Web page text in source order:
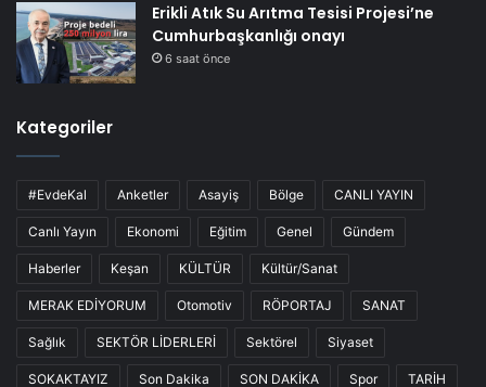
Erikli Atık Su Arıtma Tesisi Projesi’ne
Cumhurbaşkanlığı onayı
6 saat önce
Kategoriler
#EvdeKal Anketler Asayiş Bölge CANLI YAYIN
Canlı Yayın Ekonomi Eğitim Genel Gündem
Haberler Keşan KÜLTÜR Kültür/Sanat
MERAK EDİYORUM Otomotiv RÖPORTAJ SANAT
Sağlık SEKTÖR LİDERLERİ Sektörel Siyaset
SOKAKTAYIZ Son Dakika SON DAKİKA Spor TARİH